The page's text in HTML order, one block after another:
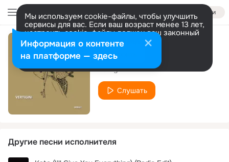
Войти
Мы используем cookie-файлы, чтобы улучшить
сервисы для вас. Если ваш возраст менее 13 лет,
настроить cookie-файлы должен ваш законный
представитель. Больше информации
Разрешить все Настроить
The Shrimps
Vertigini
Слушать
Другие песни исполнителя
Информация о контенте
на платформе — здесь